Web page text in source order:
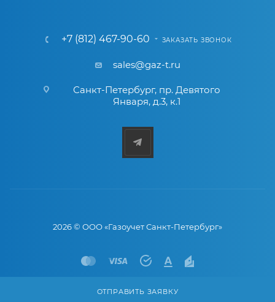
ОТПРАВИТЬ ЗАЯВКУ
+7 (812) 467-90-60 ЗАКАЗАТЬ ЗВОНОК
sales@gaz-t.ru
Санкт-Петербург, пр. Девятого
Января, д.3, к.1
2026 © ООО «Газоучет Санкт-Петербург»